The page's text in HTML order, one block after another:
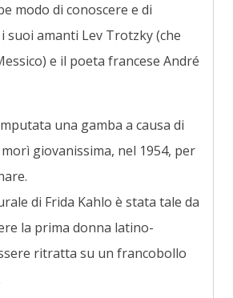
modo di conoscere e di
suoi amanti Lev Trotzky (che
e il poeta francese André
una gamba a causa di
giovanissima, nel 1954, per
di Frida Kahlo è stata tale da
la prima donna latino-
ritratta su un francobollo